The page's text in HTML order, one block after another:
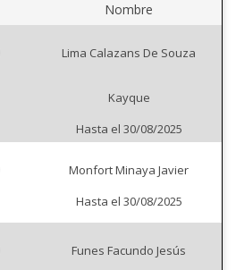
Nombre
Lima Calazans De Souza
Kayque
Hasta el 30/08/2025
Monfort Minaya Javier
Hasta el 30/08/2025
Funes Facundo Jesús